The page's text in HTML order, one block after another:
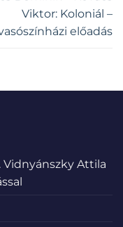
Viktor: Koloniál –
előadás
Attila